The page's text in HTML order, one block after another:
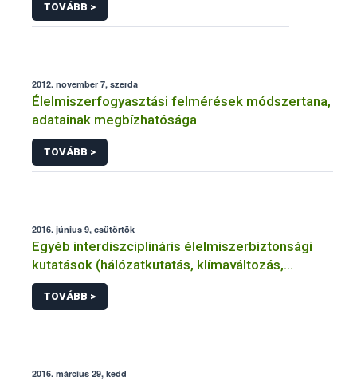
TOVÁBB >
2012. november 7, szerda
Élelmiszerfogyasztási felmérések módszertana,
adatainak megbízhatósága
TOVÁBB >
2016. június 9, csütörtök
Egyéb interdiszciplináris élelmiszerbiztonsági
kutatások (hálózatkutatás, klímaváltozás,
járványtan) referencialistája
TOVÁBB >
2016. március 29, kedd